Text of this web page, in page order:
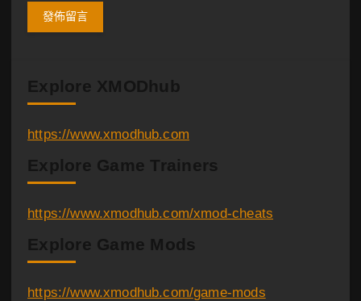
Explore XMODhub
https://www.xmodhub.com
Explore Game Trainers
https://www.xmodhub.com/xmod-cheats
Explore Game Mods
https://www.xmodhub.com/game-mods